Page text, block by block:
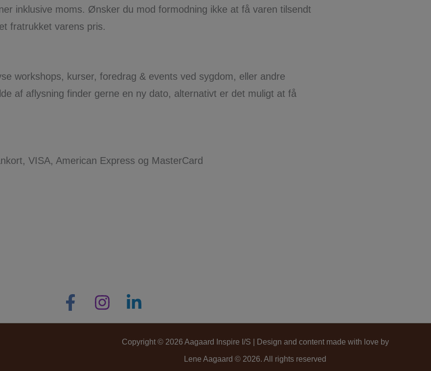
inklusive moms. Ønsker du mod formodning ikke at få varen tilsendt
fratrukket varens pris.
workshops, kurser, foredrag & events ved sygdom, eller andre
af aflysning finder gerne en ny dato, alternativt er det muligt at få
VISA, American Express og MasterCard
Copyright © 2026 Aagaard Inspire I/S | Design and content made with love by
Lene Aagaard © 2026. All rights reserved